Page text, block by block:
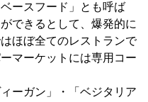
ースフード」とも呼ば
できるとして、爆発的に
ほぼ全てのレストランで
マーケットには専用コー
ーガン」・「ベジタリア